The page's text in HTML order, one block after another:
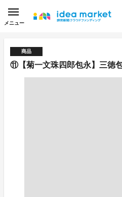
メニュー
商品
⑪【菊一文珠四郎包永】三徳